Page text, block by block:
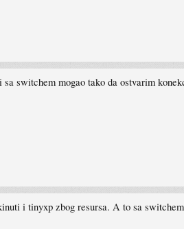
switchem mogao tako da ostvarim
i tinyxp zbog resursa. A to sa